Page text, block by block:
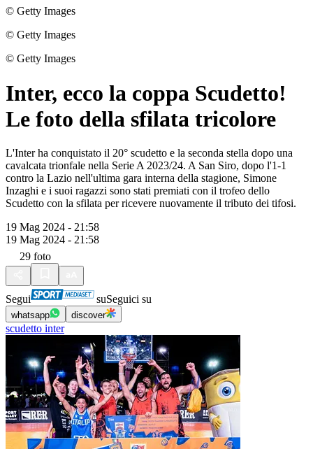
© Getty Images
© Getty Images
© Getty Images
Inter, ecco la coppa Scudetto!
Le foto della sfilata tricolore
L'Inter ha conquistato il 20° scudetto e la seconda stella dopo una
cavalcata trionfale nella Serie A 2023/24. A San Siro, dopo l'1-1
contro la Lazio nell'ultima gara interna della stagione, Simone
Inzaghi e i suoi ragazzi sono stati premiati con il trofeo dello
Scudetto con la sfilata per ricevere nuovamente il tributo dei tifosi.
19 Mag 2024 - 21:58
19 Mag 2024 - 21:58
29 foto
Segui suSeguici su
whatsapp discover
scudetto inter